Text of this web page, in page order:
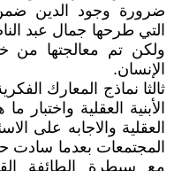
ضرورة وجود الدين ضمن
التي طرحها جمال عبد
ولكن تم معالجتها من
الإنسان.
ثالثا نماذج المعارك
الأبنية العقلية
العقلية والاجابه على
المجتمعات بعدما سادت
مع سيطرة الطائفة